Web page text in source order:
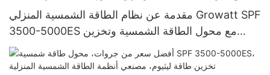
مقدمة عن نظام الطاقة الشمسية المنزلي Growatt SPF
3500-5000ES مع محول الطاقة الشمسية وتخزين
الليثيوم، الأفضل سعراً